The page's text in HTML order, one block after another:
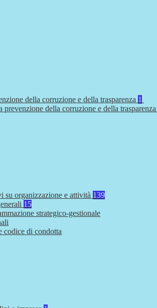
della corruzione e della trasparenza 1
prevenzione della corruzione e della
su organizzazione e attività 139
15
strategico-gestionale
codice di condotta